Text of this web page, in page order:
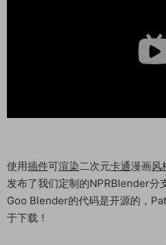
使用插件可渲染二次元卡通漫画风
发布了我们定制的NPRBlender分
Goo Blender的代码是开源的，
于下载！